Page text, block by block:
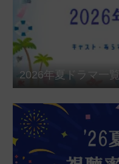
2026年夏ドラマ一覧